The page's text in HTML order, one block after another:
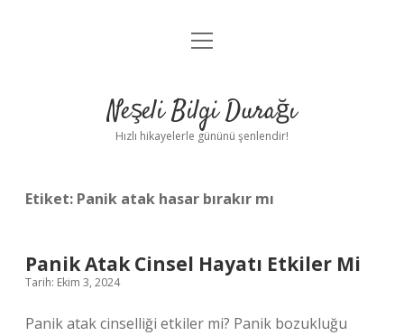
Anasayfa
Yasal Uyarı
menüyü
Neşeli Bilgi Durağı
Hızlı hikayelerle gününü şenlendir!
Etiket: Panik atak hasar bırakır mı
Panik Atak Cinsel Hayatı Etkiler Mi
Tarih: Ekim 3, 2024
Panik atak cinselliği etkiler mi? Panik bozukluğu